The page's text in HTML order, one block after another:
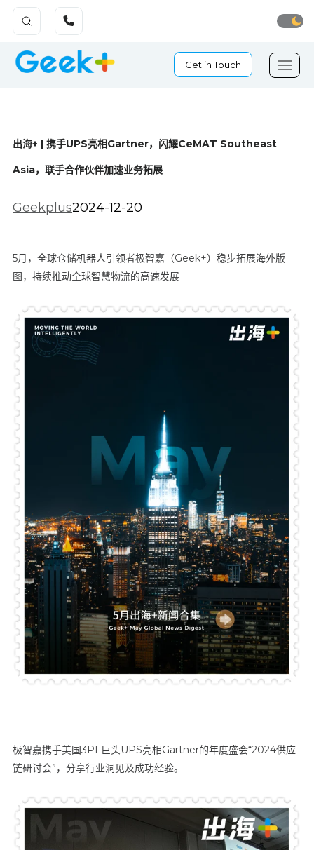
Get in Touch
出海+ | 携手UPS亮相Gartner，闪耀CeMAT Southeast
Asia，联手合作伙伴加速业务拓展
Geekplus2024-12-20
5月，全球仓储机器人引领者极智嘉（Geek+）稳步拓展海外版
图，持续推动全球智慧物流的高速发展
极智嘉携手美国3PL巨头UPS亮相Gartner的年度盛会“2024供应
链研讨会”，分享行业洞见及成功经验。